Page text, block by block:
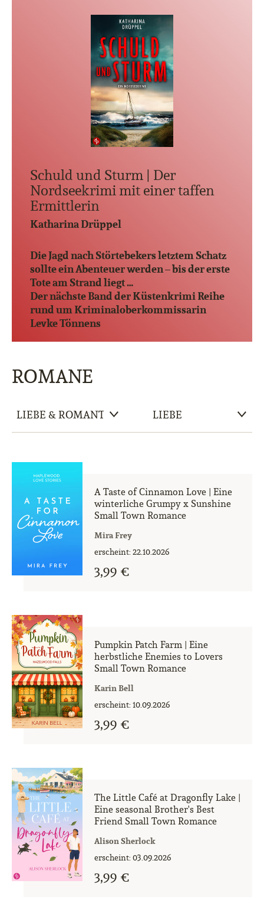
Schuld und Sturm | Der
Nordseekrimi mit einer taffen
Ermittlerin
Katharina Drüppel
Die Jagd nach Störtebekers letztem Schatz
sollte ein Abenteuer werden – bis der erste
Tote am Strand liegt …
Der nächste Band der Küstenkrimi Reihe
rund um Kriminaloberkommissarin
Levke Tönnens
ROMANE
A Taste of Cinnamon Love | Eine
winterliche Grumpy x Sunshine
Small Town Romance
Mira Frey
erscheint: 22.10.2026
3,99 €
Pumpkin Patch Farm | Eine
herbstliche Enemies to Lovers
Small Town Romance
Karin Bell
erscheint: 10.09.2026
3,99 €
The Little Café at Dragonfly Lake |
Eine seasonal Brother's Best
Friend Small Town Romance
Alison Sherlock
erscheint: 03.09.2026
3,99 €